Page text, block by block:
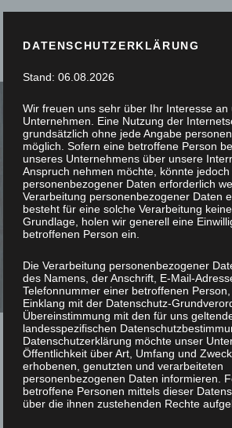
DATENSCHUTZERKLÄRUNG
Stand: 06.08.2026
Wir freuen uns sehr über Ihr Interesse an
Unternehmen. Eine Nutzung der
grundsätzlich ohne jede Angabe
möglich. Sofern eine betroffene Person
unseres Unternehmens über unsere
Anspruch nehmen möchte, könnte
personenbezogener Daten erforderlich
Verarbeitung personenbezogener Daten
besteht für eine solche Verarbeitung
Grundlage, holen wir generell eine
betroffenen Person ein.
Die Verarbeitung personenbezogener
des Namens, der Anschrift, E-Mail-
Telefonnummer einer betroffenen
Einklang mit der Datenschutz-
Übereinstimmung mit den für uns
landesspezifischen
Datenschutzerklärung möchte unser
Öffentlichkeit über Art, Umfang und
erhobenen, genutzten und verarbeiteten
personenbezogenen Daten informieren.
betroffene Personen mittels dieser
über die ihnen zustehenden Rechte